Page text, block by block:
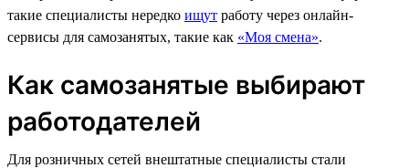
такие специалисты нередко ищут работу через онлайн-
сервисы для самозанятых, такие как «Моя смена».
Как самозанятые выбирают
работодателей
Для розничных сетей внештатные специалисты стали